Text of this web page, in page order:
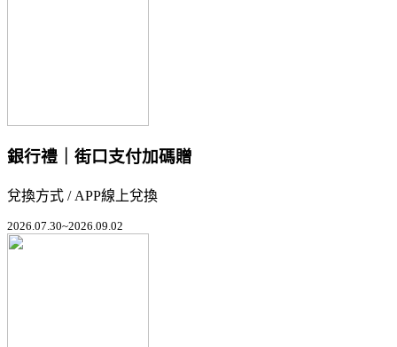
銀行禮｜街口支付加碼贈
兌換方式 / APP線上兌換
2026.07.30~2026.09.02